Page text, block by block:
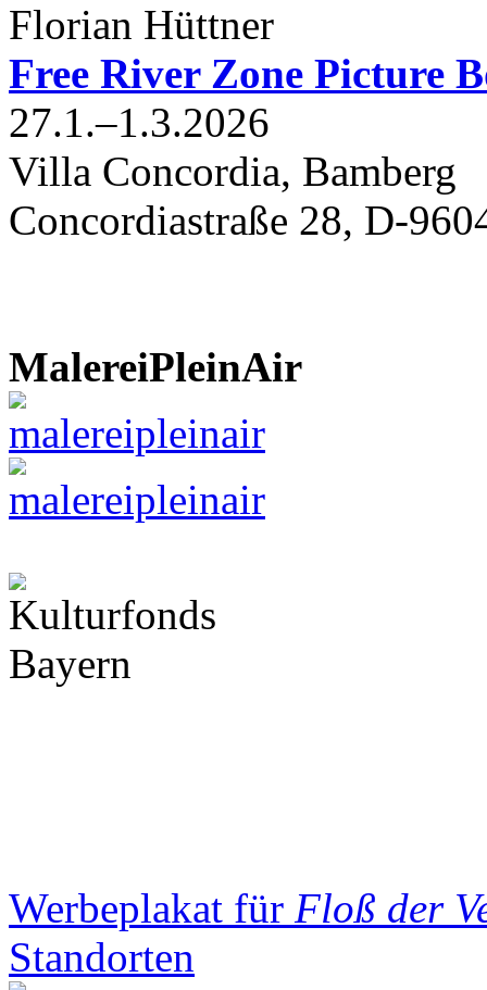
Florian Hüttner
Free River Zone Picture
27.1.–1.3.2026
Villa Concordia, Bamberg
Concordiastraße 28, D-
MalereiPleinAir
Werbeplakat für Floß der
Standorten